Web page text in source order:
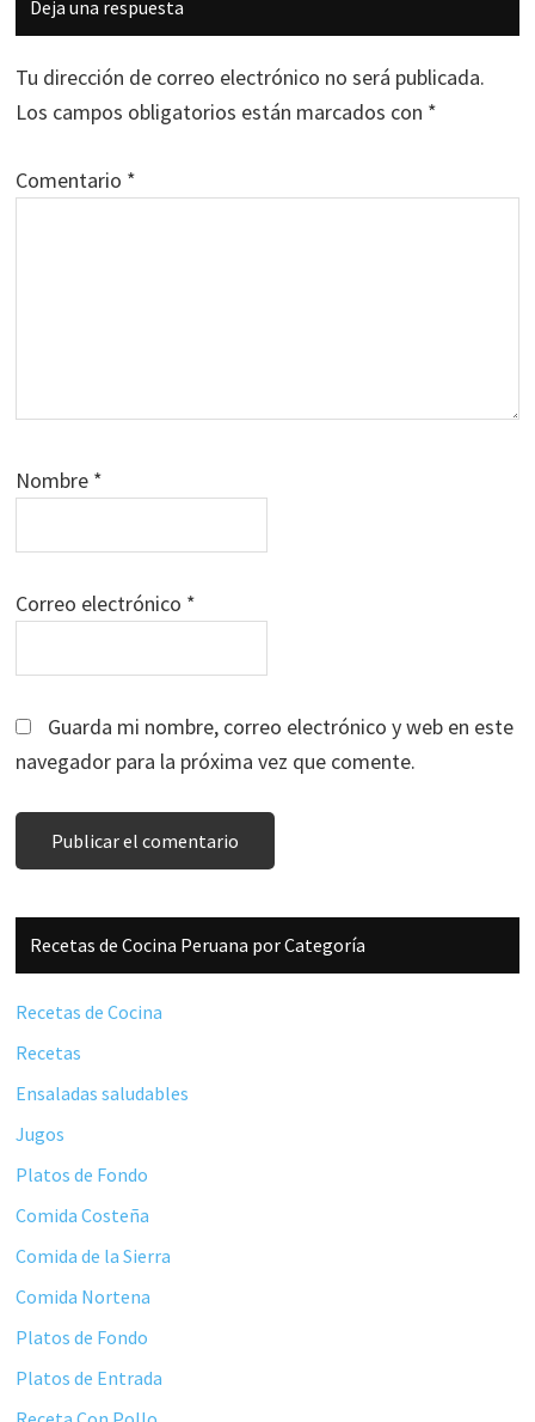
con
los
lectores
Deja una respuesta
Tu dirección de correo electrónico no será publicada.
Los campos obligatorios están marcados con *
Comentario *
Nombre *
Correo electrónico *
Guarda mi nombre, correo electrónico y web en este
navegador para la próxima vez que comente.
Barra
lateral
principal
Recetas de Cocina Peruana por Categoría
Recetas de Cocina
Recetas
Ensaladas saludables
Jugos
Platos de Fondo
Comida Costeña
Comida de la Sierra
Comida Nortena
Platos de Fondo
Platos de Entrada